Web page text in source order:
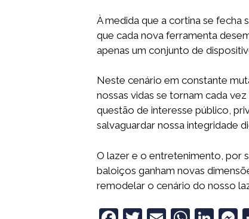
À medida que a cortina se
que cada nova ferramenta
apenas um conjunto de
Neste cenário em constante
nossas vidas se tornam cada
questão de interesse público,
salvaguardar nossa integridade
O lazer e o entretenimento, por
baloiços ganham novas
remodelar o cenário do nosso